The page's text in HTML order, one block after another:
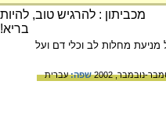
מניעת מחלות לב וכלי דם ועל
נובמבר, 2002 שפה:עברית